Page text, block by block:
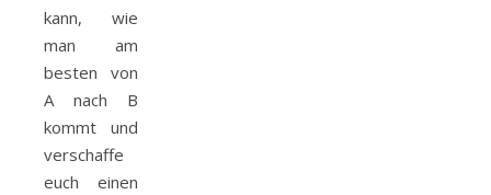
kann, wie
man am
besten von
A nach B
kommt und
verschaffe
euch einen